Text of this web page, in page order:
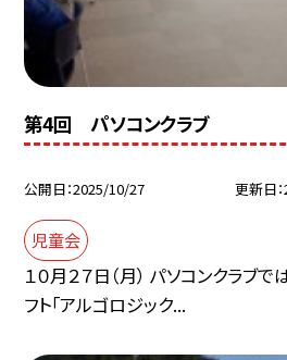
第4回 パソコンクラブ
公開日 2025/10/27 更新日
児童会
１０月２７日（月） パソコンクラブ
フト「アルゴロジック...